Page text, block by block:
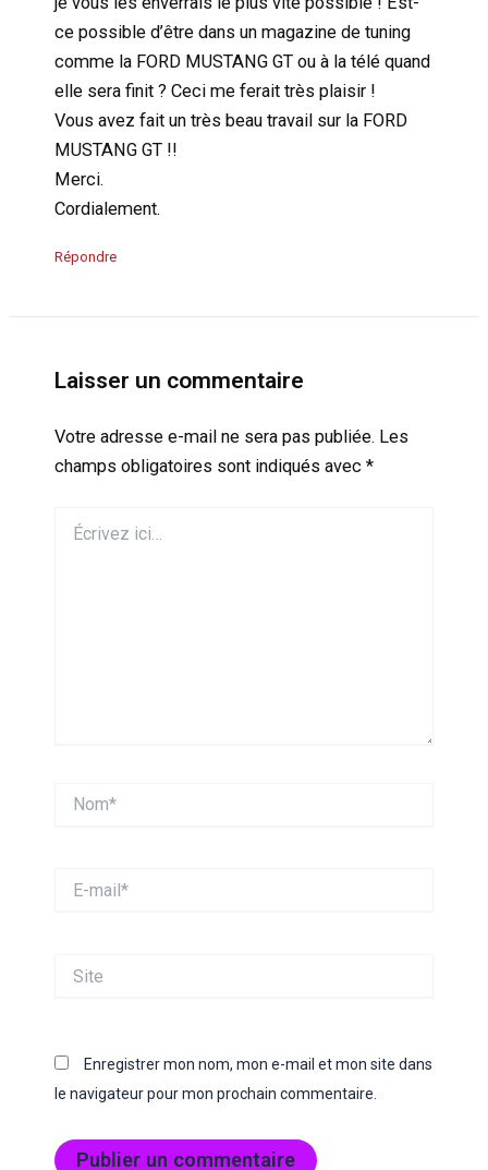
ce possible d’être dans un magazine de tuning
comme la FORD MUSTANG GT ou à la télé quand
elle sera finit ? Ceci me ferait très plaisir !
Vous avez fait un très beau travail sur la FORD
MUSTANG GT !!
Merci.
Cordialement.
Répondre
Laisser un commentaire
Votre adresse e-mail ne sera pas publiée. Les
champs obligatoires sont indiqués avec *
ici…
mail*
Enregistrer mon nom, mon e-mail et mon site dans
le navigateur pour mon prochain commentaire.